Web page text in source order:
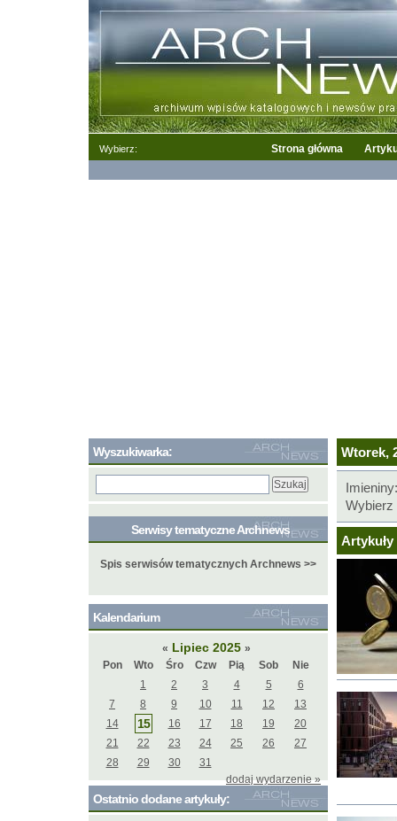
Wybierz: Strona główna
Wtorek,
Wybierz
Wyszukiwarka:
Serwisy tematyczne Archnews
Spis serwisów tematycznych Archnews >>
Kalendarium
« Lipiec 2025 »
Pon
Wto Śro Czw Pią Sob
Nie
1
2 3 4 5
6
7
8 9 10 11 12
13
14
15 16 17 18 19
20
21
22 23 24 25 26
27
28
29 30
31
dodaj wydarzenie »
Ostatnio dodane artykuły: